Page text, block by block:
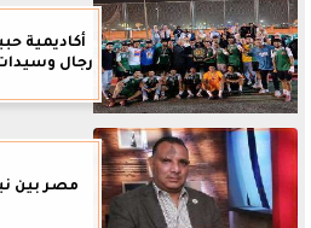
أكاديمية
رجال
مصر بين